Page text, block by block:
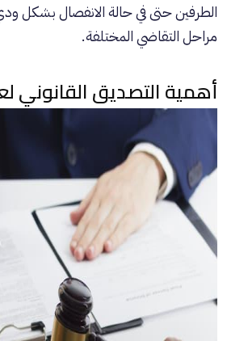
الطرفين حتى في حالة الانفصال بشكل
مراحل التقاضي المختلفة.
أهمية التصديق القانوني